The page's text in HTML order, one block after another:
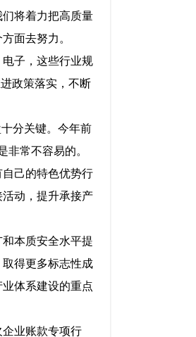
将着力把高质量
面去努力。
子，这些行业规
政策落实，不断
分关键。今年前
非常不容易的。
己的特色优势行
动，提升承接产
本质安全水平提
得更多标志性成
体系建设的重点
业账款专项行